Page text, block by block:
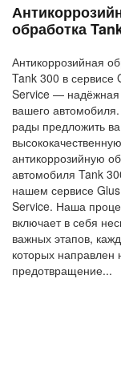
обработка
Антикоррозийная
Tank 300 в сервисе
Service — надёжная
вашего
рады предложить
высококачественную
антикоррозийную
автомобиля Tank
нашем сервисе
Service. Наша
включает в себя
важных этапов,
которых направлен
предотвращение...